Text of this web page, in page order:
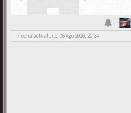
Fecha actual Jue, 06 Ago 2026, 20:34